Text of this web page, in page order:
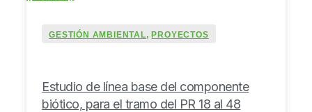
Estudio de línea base del componente
biótico, para el tramo del PR 18 al 48
GESTIÓN AMBIENTAL, PROYECTOS